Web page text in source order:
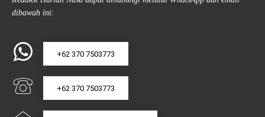
dibawah ini:
+62 370 7503773
+62 370 7503773